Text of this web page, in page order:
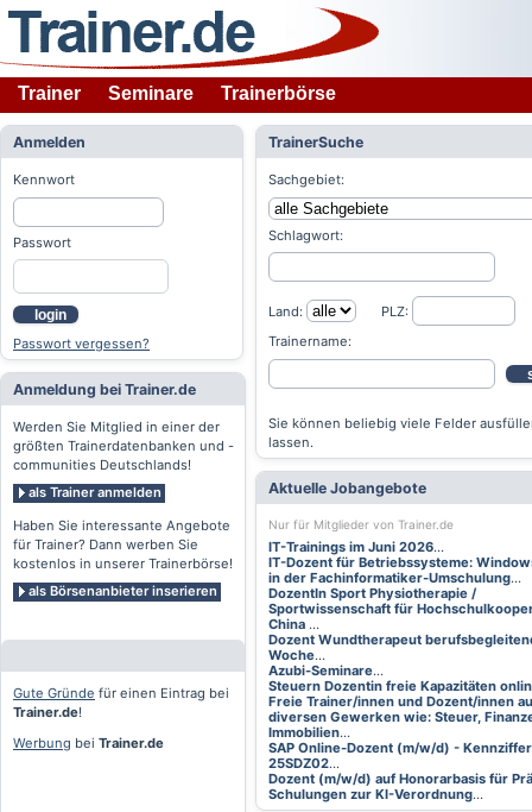
Trainer Seminare Trainerbörse
Anmelden
Kennwort
Passwort
login
Passwort vergessen?
Anmeldung bei Trainer.de
Werden Sie Mitglied in einer der
größten Trainerdatenbanken und -
communities Deutschlands!
als Trainer anmelden
Haben Sie interessante Angebote
für Trainer? Dann werben Sie
kostenlos in unserer Trainerbörse!
als Börsenanbieter inserieren
Gute Gründe für einen Eintrag bei
Trainer.de!
Werbung bei Trainer.de
TrainerSuche
Sachgebiet:
Schlagwort:
Land:
PLZ:
Trainername:
Sie können beliebig viele Felder
lassen.
Aktuelle Jobangebote
Nur für Mitglieder von Trainer.de
IT-Trainings im Juni 2026...
IT-Dozent für Betriebssysteme:
in der Fachinformatiker-Umschulung...
DozentIn Sport Physiotherapie /
Sportwissenschaft für
China ...
Dozent Wundtherapeut
Woche...
Azubi-Seminare...
Steuern Dozentin freie Kapazitäten
Freie Trainer/innen und Dozent/innen
diversen Gewerken wie: Steuer,
Immobilien...
SAP Online-Dozent (m/w/d) -
25SDZ02...
Dozent (m/w/d) auf Honorarbasis für
Schulungen zur KI-Verordnung...